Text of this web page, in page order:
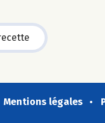
Mentions légales